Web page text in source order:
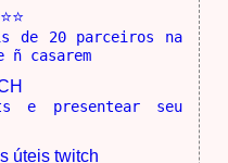
de 20 parceiros na
ñ casarem
e presentear seu
úteis twitch